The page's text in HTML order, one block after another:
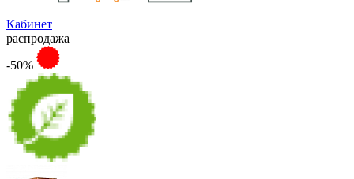
Кабинет
распродажа
-50%